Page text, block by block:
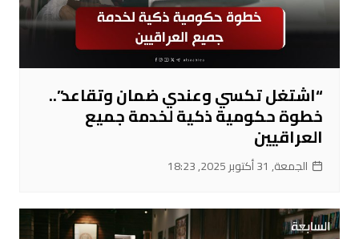
“اشتغل تكسي وعندي ضمان وتقاعد”..
خطوة حكومية ذكية لخدمة جميع
العراقيين
الجمعة, 31 أكتوبر 2025, 18:23